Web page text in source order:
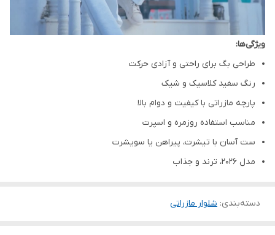
ویژگی‌ها:
طراحی بگ برای راحتی و آزادی حرکت
رنگ سفید کلاسیک و شیک
پارچه مازراتی با کیفیت و دوام بالا
مناسب استفاده روزمره و اسپرت
ست آسان با تیشرت، پیراهن یا سویشرت
مدل ۲۰۲۶، ترند و جذاب
دسته‌بندی: شلوار مازراتی